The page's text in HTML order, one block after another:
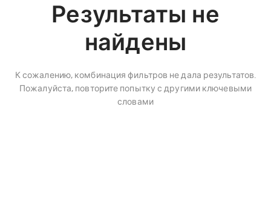
Результаты не
найдены
К сожалению, комбинация фильтров не дала результатов.
Пожалуйста, повторите попытку с другими ключевыми
словами